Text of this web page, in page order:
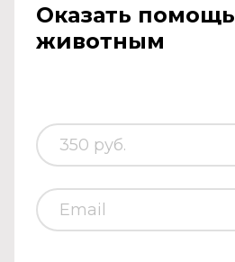
Оказать помощь
животным